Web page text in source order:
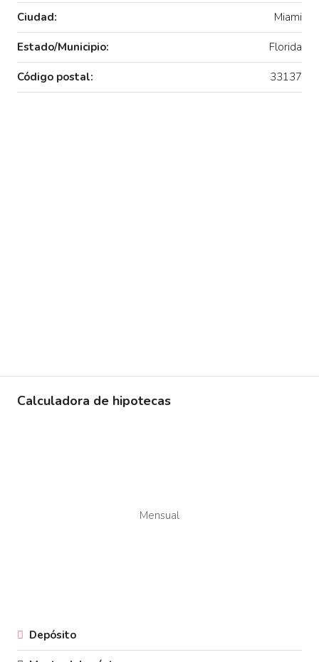
Ciudad: Miami
Estado/Municipio: Florida
Código postal: 33137
Calculadora de hipotecas
Mensual
Depósito